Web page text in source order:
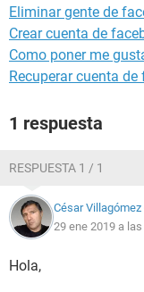
Eliminar gente de
Crear cuenta de
Como poner me
Recuperar cuenta
1 respuesta
RESPUESTA 1 / 1
César Villagómez
29 ene 2019 a
Hola,